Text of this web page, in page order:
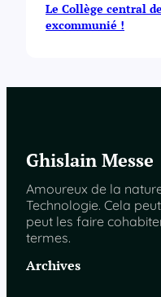
Le Collège central
excommunié !
Ghislain Messe
Amoureux de la
Technologie. Cela
peut les faire
termes.
Archives